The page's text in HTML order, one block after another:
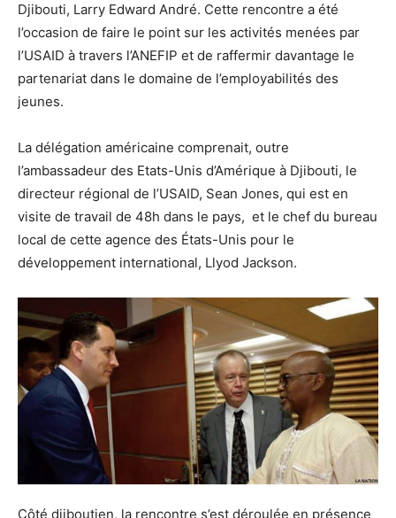
Djibouti, Larry Edward André. Cette rencontre a été
l’occasion de faire le point sur les activités menées par
l’USAID à travers l’ANEFIP et de raffermir davantage le
partenariat dans le domaine de l’employabilités des
jeunes.
La délégation américaine comprenait, outre
l’ambassadeur des Etats-Unis d’Amérique à Djibouti, le
directeur régional de l’USAID, Sean Jones, qui est en
visite de travail de 48h dans le pays, et le chef du bureau
local de cette agence des États-Unis pour le
développement international, Llyod Jackson.
Côté djiboutien, la rencontre s’est déroulée en présence